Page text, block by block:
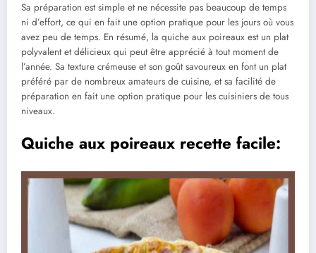
Sa préparation est simple et ne nécessite pas beaucoup de temps
ni d’effort, ce qui en fait une option pratique pour les jours où vous
avez peu de temps. En résumé, la quiche aux poireaux est un plat
polyvalent et délicieux qui peut être apprécié à tout moment de
l’année. Sa texture crémeuse et son goût savoureux en font un plat
préféré par de nombreux amateurs de cuisine, et sa facilité de
préparation en fait une option pratique pour les cuisiniers de tous
niveaux.
Quiche aux poireaux recette facile: